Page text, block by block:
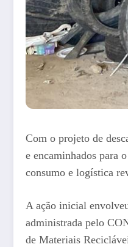
Com o projeto de
e encaminhados para
consumo e logística
A ação inicial
administrada pelo
de Materiais